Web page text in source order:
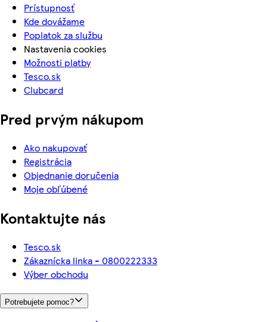
Prístupnosť
Kde dovážame
Poplatok za službu
Nastavenia cookies
Možnosti platby
Tesco.sk
Clubcard
Pred prvým nákupom
Ako nakupovať
Registrácia
Objednanie doručenia
Moje obľúbené
Kontaktujte nás
Tesco.sk
Zákaznícka linka - 0800222333
Výber obchodu
Potrebujete pomoc?